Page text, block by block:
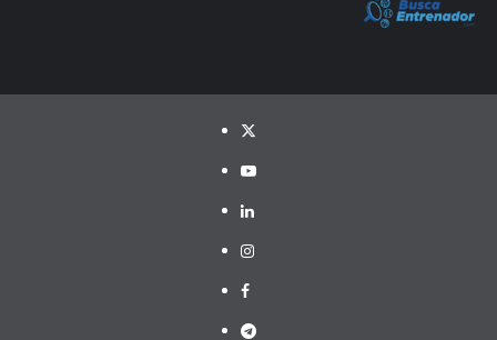
Twitter
YouTube
LinkedIn
Instagram
Facebook
Telegram